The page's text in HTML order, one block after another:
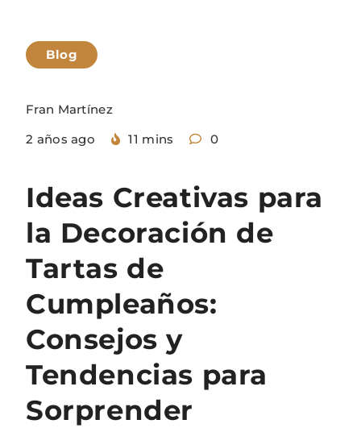
Blog
Fran Martínez
2 años ago
11 mins 0
Ideas Creativas para
la Decoración de
Tartas de
Cumpleaños:
Consejos y
Tendencias para
Sorprender